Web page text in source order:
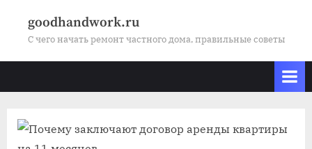
goodhandwork.ru
С чего начать ремонт частного дома, правильные советы